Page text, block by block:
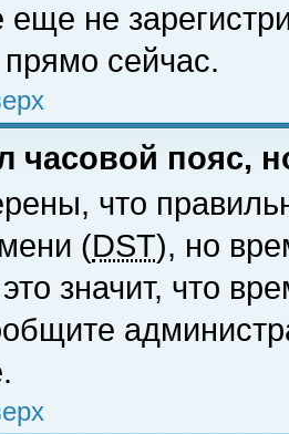
еще не
прямо сейчас.
часовой пояс,
что
(DST), но
значит, что